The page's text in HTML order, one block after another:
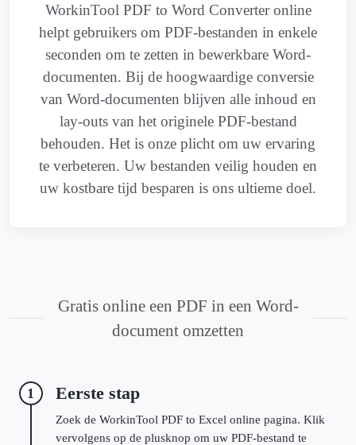
WorkinTool PDF to Word Converter online
helpt gebruikers om PDF-bestanden in enkele
seconden om te zetten in bewerkbare Word-
documenten. Bij de hoogwaardige conversie
van Word-documenten blijven alle inhoud en
lay-outs van het originele PDF-bestand
behouden. Het is onze plicht om uw ervaring
te verbeteren. Uw bestanden veilig houden en
uw kostbare tijd besparen is ons ultieme doel.
Gratis online een PDF in een Word-
document omzetten
1 Eerste stap
Zoek de WorkinTool PDF to Excel online pagina. Klik
vervolgens op de plusknop om uw PDF-bestand te